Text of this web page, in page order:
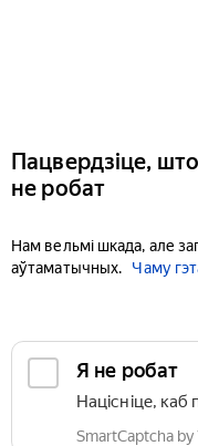
Пацвердзіце,
не робат
Нам вельмі шкада, але
аўтаматычных.
Чаму
Я не робат
Націсніце, каб
SmartCaptcha by